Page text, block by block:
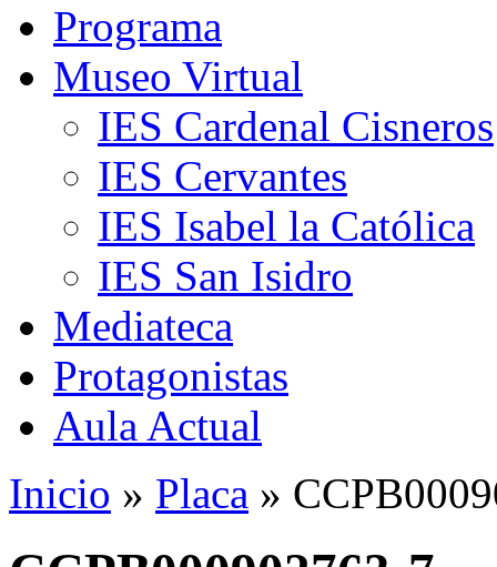
Programa
Museo Virtual
IES Cardenal Cisneros
IES Cervantes
IES Isabel la Católica
IES San Isidro
Mediateca
Protagonistas
Aula Actual
Inicio » Placa »